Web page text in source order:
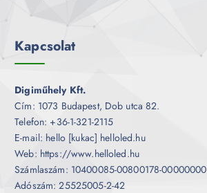
Kapcsolat
Digiműhely Kft.
Cím: 1073 Budapest, Dob utca 82.
Telefon: +36-1-321-2115
E-mail: hello [kukac] helloled.hu
Web: https://www.helloled.hu
Számlaszám: 10400085-00800178-00000000
Adószám: 25525005-2-42